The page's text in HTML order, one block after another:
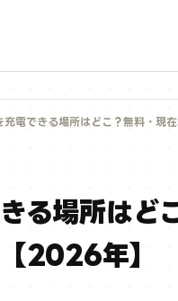
充電できる場所はどこ？無料・現
る場所はど
2026年】